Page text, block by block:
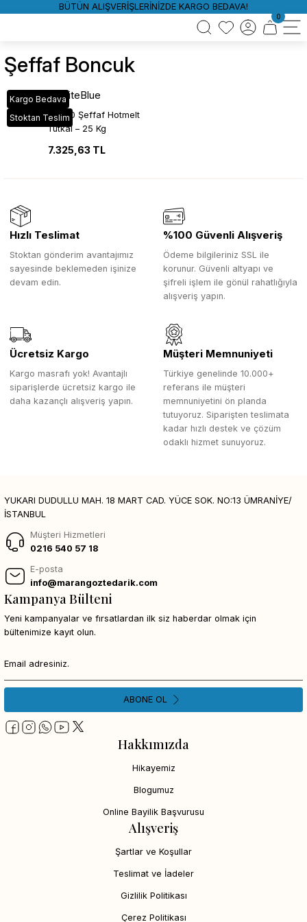
BÜTÜN ALIŞVERİŞLERİNİZDE KARGO BEDAVA!
0
Şeffaf Boncuk
Kargo Bedava
Stoktan Teslim
WhiteBlue
WhiteBlue 800 Şeffaf Hotmelt
Tutkal – 25 Kg
7.325,63 TL
Hızlı Teslimat
Stoktan gönderim avantajımız
sayesinde beklemeden işinize
devam edin.
%100 Güvenli Alışveriş
Ödeme bilgileriniz SSL ile
korunur. Güvenli altyapı ve
şifreli işlem ile gönül rahatlığıyla
alışveriş yapın.
Ücretsiz Kargo
Kargo masrafı yok! Avantajlı
siparişlerde ücretsiz kargo ile
daha kazançlı alışveriş yapın.
Müşteri Memnuniyeti
Türkiye genelinde 10.000+
referans ile müşteri
memnuniyetini ön planda
tutuyoruz. Siparişten teslimata
kadar hızlı destek ve çözüm
odaklı hizmet sunuyoruz.
YUKARI DUDULLU MAH. 18 MART CAD. YÜCE SOK. NO:13 ÜMRANİYE/
İSTANBUL
Müşteri Hizmetleri
0216 540 57 18
E-posta
info@marangoztedarik.com
Hakkımızda
Hikayemiz
Blogumuz
Online Bayilik Başvurusu
Alışveriş
Şartlar ve Koşullar
Teslimat ve İadeler
Gizlilik Politikası
Çerez Politikası
Kampanya Bülteni
Yeni kampanyalar ve fırsatlardan ilk siz haberdar olmak için
bültenimize kayıt olun.
ABONE OL